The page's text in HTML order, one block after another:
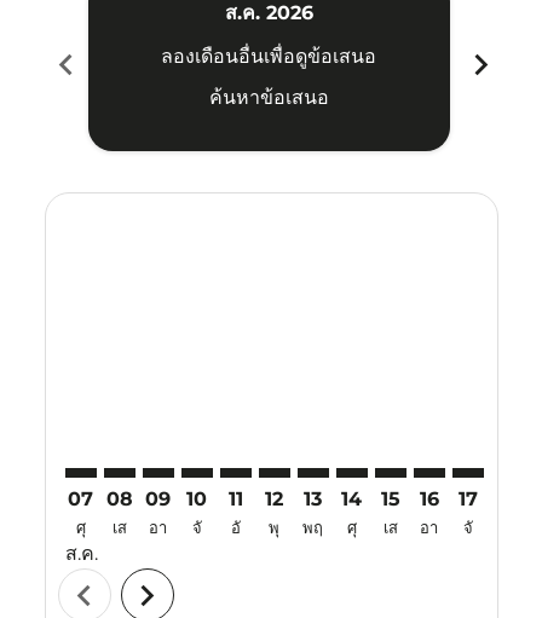
chevron_left
ส.ค. 2026
ลองเดือนอื่นเพื่อดูข้อเสนอ
ค้นหาข้อเสนอ
chevron_right
07
ศุ
ส.ค.
08
เส
09
อา
10
จั
11
อั
12
พุ
13
พฤ
14
ศุ
15
เส
16
อา
17
จั
chevron_left chevron_right